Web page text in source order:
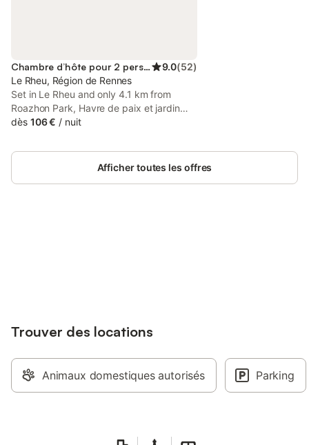
Chambre d’hôte pour 2 personnes 9.0(52)
Le Rheu, Région de Rennes
Set in Le Rheu and only 4.1 km from
Roazhon Park, Havre de paix et jardin
tropical. Chambre privée offers
WiFi and free private parking. 6.8 km
from Anatole France Metro Station and
dès 106 € / nuit
Afficher toutes les offres
Trouver des locations
Animaux domestiques autorisés Parking